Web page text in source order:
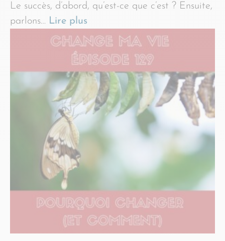
Le succès, d’abord, qu’est-ce que c’est ? Ensuite,
parlons… Lire plus